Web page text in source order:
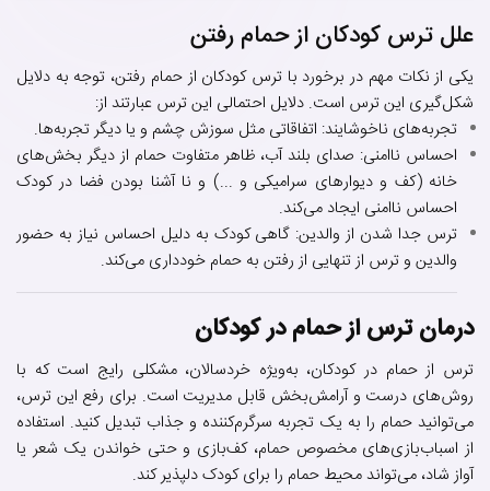
علل ترس کودکان از حمام رفتن
یکی از نکات مهم در برخورد با ترس کودکان از حمام رفتن، توجه به دلایل
شکل‌گیری این ترس است. دلایل احتمالی این ترس عبارتند از:
تجربه‌های ناخوشایند: اتفاقاتی مثل سوزش چشم و یا دیگر تجربه‌ها.
احساس ناامنی: صدای بلند آب، ظاهر متفاوت حمام از دیگر بخش‌های
خانه (کف و دیوارهای سرامیکی و ...) و نا آشنا بودن فضا در کودک
احساس ناامنی ایجاد می‌کند.
ترس جدا شدن از والدین: گاهی کودک به دلیل احساس نیاز به حضور
والدین و ترس از تنهایی از رفتن به حمام خودداری می‌کند.
درمان ترس از حمام در کودکان
ترس از حمام در کودکان، به‌ویژه خردسالان، مشکلی رایج است که با
روش‌های درست و آرامش‌بخش قابل مدیریت است. برای رفع این ترس،
می‌توانید حمام را به یک تجربه سرگرم‌کننده و جذاب تبدیل کنید. استفاده
از اسباب‌بازی‌های مخصوص حمام، کف‌بازی و حتی خواندن یک شعر یا
آواز شاد، می‌تواند محیط حمام را برای کودک دلپذیر کند.